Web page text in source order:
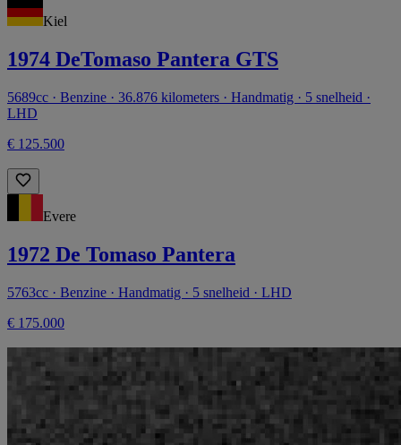
Kiel
1974 DeTomaso Pantera GTS
5689cc · Benzine · 36.876 kilometers · Handmatig · 5 snelheid ·
LHD
€ 125.500
Evere
1972 De Tomaso Pantera
5763cc · Benzine · Handmatig · 5 snelheid · LHD
€ 175.000